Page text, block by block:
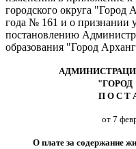
городского округа "Город
года № 161 и о признании
постановлению
образования "Город
"ГОРОД
П О С Т
от 7
О плате за содержание